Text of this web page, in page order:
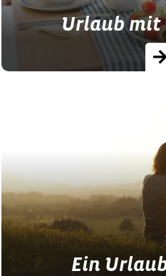
Urlaub mit
mit verschiedensten
vom Frühstückskorb
Buffet ist für
Ein